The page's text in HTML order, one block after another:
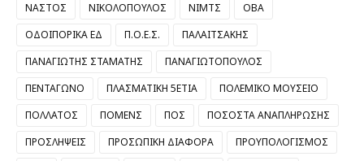
ΝΑΣΤΟΣ
ΝΙΚΟΛΟΠΟΥΛΟΣ ΝΙΜΤΣ
ΟΒΑ
ΟΔΟΙΠΟΡΙΚΑ ΕΔ
Π.Ο.Ε.Σ.
ΠΑΛΑΙΤΣΑΚΗΣ
ΠΑΝΑΓΙΩΤΗΣ ΣΤΑΜΑΤΗΣ
ΠΑΝΑΓΙΩΤΟΠΟΥΛΟΣ
ΠΕΝΤΑΓΩΝΟ
ΠΛΑΣΜΑΤΙΚΗ 5ΕΤΙΑ
ΠΟΛΕΜΙΚΟ ΜΟΥΣΕΙΟ
ΠΟΛΛΑΤΟΣ
ΠΟΜΕΝΣ ΠΟΣ
ΠΟΣΟΣΤΑ ΑΝΑΠΛΗΡΩΣΗΣ
ΠΡΟΣΛΗΨΕΙΣ
ΠΡΟΣΩΠΙΚΗ ΔΙΑΦΟΡΑ
ΠΡΟΥΠΟΛΟΓΙΣΜΟΣ